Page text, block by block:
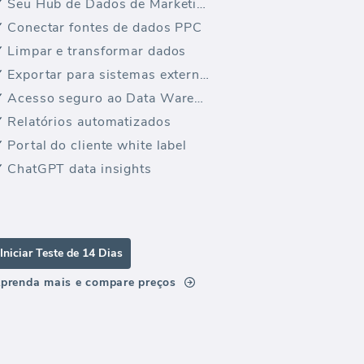
Seu Hub de Dados de Marketing
Conectar fontes de dados PPC
Limpar e transformar dados
Exportar para sistemas externos
Acesso seguro ao Data Warehouse
Relatórios automatizados
Portal do cliente white label
ChatGPT data insights
Iniciar Teste de 14 Dias
mais e compare preços